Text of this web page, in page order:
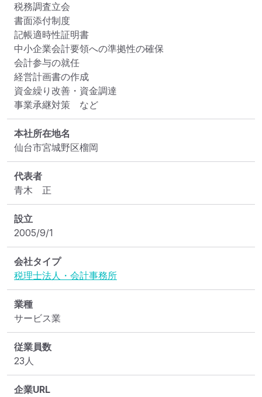
税務調査立会
書面添付制度
記帳適時性証明書
中小企業会計要領への準拠性の確保
会計参与の就任
経営計画書の作成
資金繰り改善・資金調達
事業承継対策　など
本社所在地名
仙台市宮城野区榴岡
代表者
青木　正
設立
2005/9/1
会社タイプ
税理士法人・会計事務所
業種
サービス業
従業員数
23人
企業URL